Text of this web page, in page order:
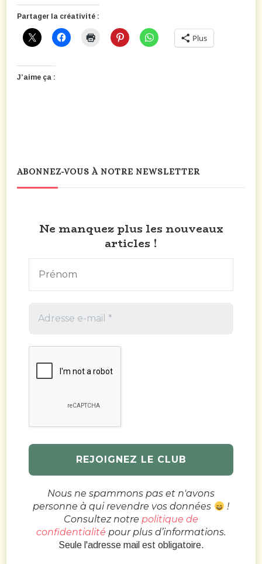
Partager la créativité :
Plus
J’aime ça :
ABONNEZ-VOUS À NOTRE NEWSLETTER
Ne manquez plus les nouveaux
articles !
Nous ne spammons pas et n'avons
personne à qui revendre vos données
!
Consultez notre politique de
confidentialité pour plus d’informations.
Seule l'adresse mail est obligatoire.